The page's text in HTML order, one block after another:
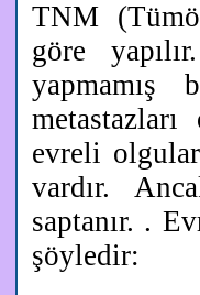
TNM
göre
evreli
vardır.
saptanır. .
şöyledir: